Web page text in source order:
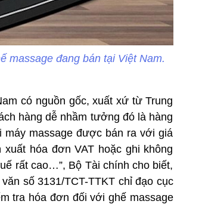
massage đang bán tại Việt Nam.
có nguồn gốc, xuất xứ từ Trung
hàng dễ nhầm tưởng đó là hàng
máy massage được bán ra với giá
hóa đơn VAT hoặc ghi không
rất cao…”, Bộ Tài chính cho biết,
số 3131/TCT-TTKT chỉ đạo cục
tra hóa đơn đối với ghế massage